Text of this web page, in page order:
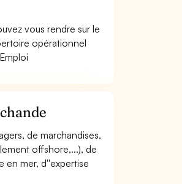
vous rendre sur le
opérationnel
de marchandises,
offshore,...), de
en mer, d''expertise